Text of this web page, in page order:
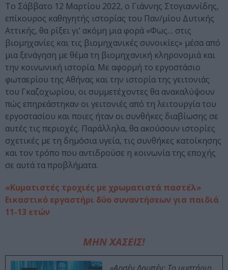
Το Σάββατο 12 Μαρτίου 2022, ο Γιάννης Στογιαννίδης,
επίκουρος καθηγητής ιστορίας του Παν/μίου Δυτικής
Αττικής, θα ρίξει γι’ ακόμη μια φορά «Φως… στις
βιομηχανίες και τις βιομηχανικές συνοικίες» μέσα από
μια ξενάγηση με θέμα τη βιομηχανική κληρονομιά και
την κοινωνική ιστορία. Με αφορμή το εργοστάσιο
φωταερίου της Αθήνας και την ιστορία της γειτονιάς
του Γκαζοχωρίου, οι συμμετέχοντες θα ανακαλύψουν
πώς επηρεάστηκαν οι γειτονιές από τη λειτουργία του
εργοστασίου και ποιες ήταν οι συνθήκες διαβίωσης σε
αυτές τις περιοχές. Παράλληλα, θα ακούσουν ιστορίες
σχετικές με τη δημόσια υγεία, τις συνθήκες κατοίκησης
και τον τρόπο που αντιδρούσε η κοινωνία της εποχής
σε αυτά τα προβλήματα.
«Κυματιστές τροχιές με χρωματιστά παστέλ»
Εικαστικό εργαστήρι δύο συναντήσεων για παιδιά
11-13 ετών
ΜΗΝ ΧΑΣΕΙΣ!